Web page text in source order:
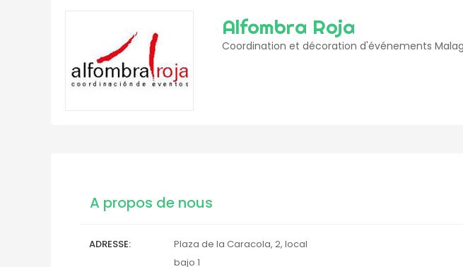
Alfombra Roja
Coordination et décoration d'événements
A propos de nous
ADRESSE
Plaza de la Caracola, 2, local
bajo 1